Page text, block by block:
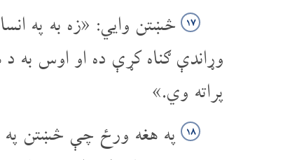
۱۷
څښتن وایي: «زه به په
وړاندې ګناه کړې ده او اوس
پراته وي.»
۱۸
په هغه ورځ چې څښتن په